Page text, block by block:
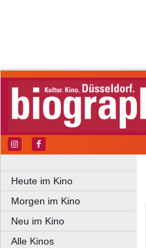
Heute im Kino
Morgen im Kino
Neu im Kino
Alle Kinos